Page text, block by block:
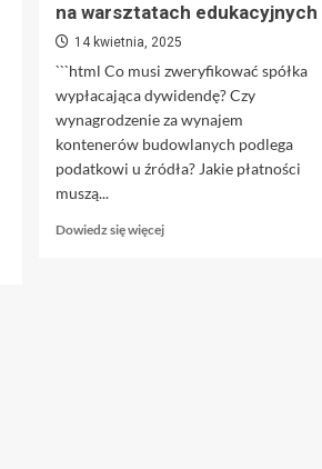
na warsztatach edukacyjnych
14 kwietnia, 2025
```html Co musi zweryfikować spółka
wypłacająca dywidendę? Czy
wynagrodzenie za wynajem
kontenerów budowlanych podlega
podatkowi u źródła? Jakie płatności
muszą...
Dowiedz się więcejDowiedz